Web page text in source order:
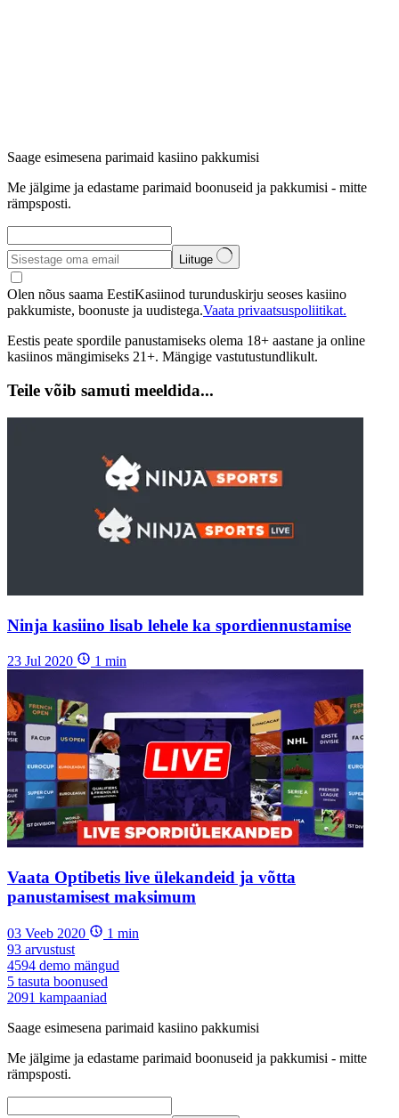
Saage esimesena parimaid kasiino pakkumisi
Me jälgime ja edastame parimaid boonuseid ja pakkumisi - mitte
rämpsposti.
Liituge
Olen nõus saama EestiKasiinod turunduskirju seoses kasiino
pakkumiste, boonuste ja uudistega.Vaata privaatsuspoliitikat.
Eestis peate spordile panustamiseks olema 18+ aastane ja online
kasiinos mängimiseks 21+. Mängige vastutustundlikult.
Teile võib samuti meeldida...
Ninja kasiino lisab lehele ka spordiennustamise
23 Jul 2020 1 min
Vaata Optibetis live ülekandeid ja võtta
panustamisest maksimum
03 Veeb 2020 1 min
93 arvustust
4594 demo mängud
5 tasuta boonused
2091 kampaaniad
Saage esimesena parimaid kasiino pakkumisi
Me jälgime ja edastame parimaid boonuseid ja pakkumisi - mitte
rämpsposti.